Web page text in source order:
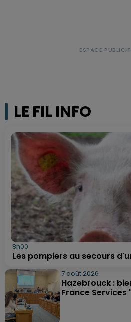
LE FIL INFO
8h00
Les pompiers au secours
7 août 2026
Hazebrouck :
France